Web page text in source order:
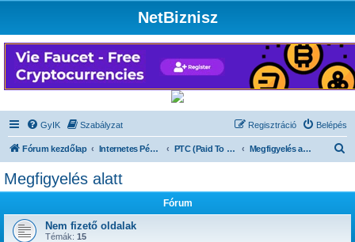
NetBiznisz
GyIK Szabályzat Belépés
Regisztráció
Fórum kezdőlap Internetes Pénzkeresés PTC (Paid To Click) Megfigyelés alatt
Megfigyelés alatt
Fórum
Nem fizető oldalak
Témák: 15